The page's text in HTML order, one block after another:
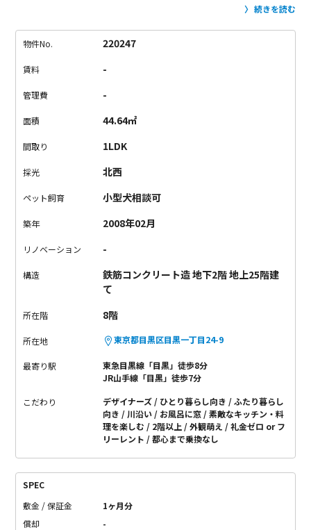
と思っている、そんなあなたにこそコ
る広いバルコニーがあるんですから。
にすることなくお花見ができますよ。
まいましたが、来年からお部屋でお花見を楽しみませんか？
続きを読む
物件No. 220247
賃料 -
管理費 -
面積 44.64㎡
間取り 1LDK
採光 北西
ペット飼育 小型犬相談可
築年 2008年02月
リノベーション -
構造
鉄筋コンクリート造 地下2階 地上25階建
て
所在階 8階
所在地 東京都目黒区目黒一丁目24-9
最寄り駅
東急目黒線「目黒」徒歩8分
JR山手線「目黒」徒歩7分
こだわり デザイナーズ ひとり暮らし向き
ふたり暮らし
向き
川沿い お風呂に窓
素敵なキッチン・料
理を楽しむ
2階以上 外観萌え
礼金ゼロ or フ
リーレント
都心まで乗換なし
SPEC
敷金 / 保証金
1ヶ月分
償却
-